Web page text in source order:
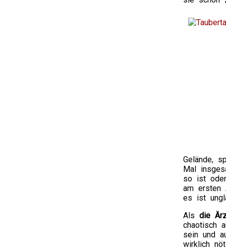
Gelände,
Mal
so ist
am ersten
es ist
Als die
chaotisch
sein und
wirklich